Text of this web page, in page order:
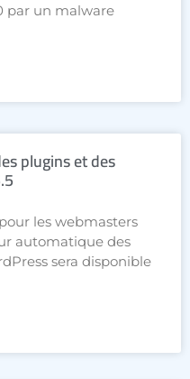
par un malware
plugins et des
les webmasters
automatique des
sera disponible